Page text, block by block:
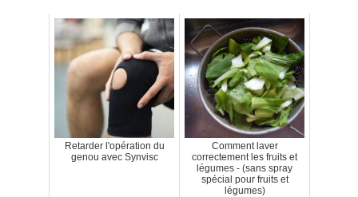
Retarder l'opération du
genou avec Synvisc
Comment laver
correctement les fruits et
légumes - (sans spray
spécial pour fruits et
légumes)